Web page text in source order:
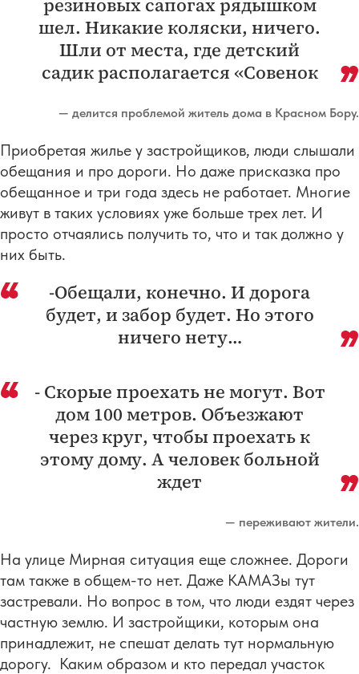
резиновых сапогах рядышком
шел. Никакие коляски, ничего.
Шли от места, где детский
садик располагается «Совенок
— делится проблемой житель дома в Красном Бору.
Приобретая жилье у застройщиков, люди слышали
обещания и про дороги. Но даже присказка про
обещанное и три года здесь не работает. Многие
живут в таких условиях уже больше трех лет. И
просто отчаялись получить то, что и так должно у
них быть.
-Обещали, конечно. И дорога
будет, и забор будет. Но этого
ничего нету…
- Скорые проехать не могут. Вот
дом 100 метров. Объезжают
через круг, чтобы проехать к
этому дому. А человек больной
ждет
— переживают жители.
На улице Мирная ситуация еще сложнее. Дороги
там также в общем-то нет. Даже КАМАЗы тут
застревали. Но вопрос в том, что люди ездят через
частную землю. И застройщики, которым она
принадлежит, не спешат делать тут нормальную
дорогу. Каким образом и кто передал участок